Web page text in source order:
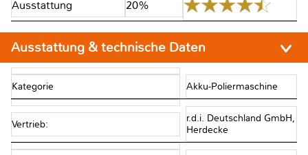
Ausstattung 20%
Ausstattung & technische Daten
Kategorie Akku-Poliermaschine
Vertrieb:
r.d.i. Deutschland GmbH,
Herdecke